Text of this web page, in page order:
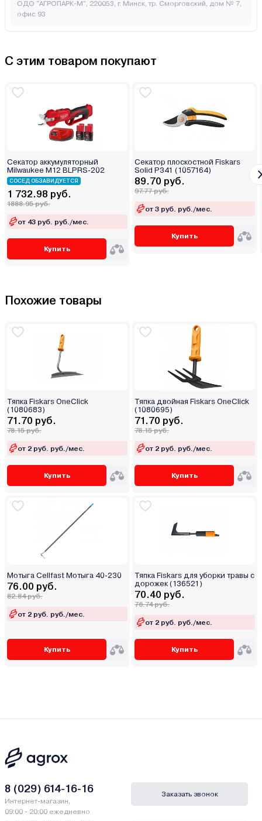
ОДО "АГРОПАРК-М", 220053, г. Минск, тр. Сморговский, дом № 7,
офис 93
С этим товаром покупают
Секатор аккумуляторный
Milwaukee M12 BLPRS-202
СОСЕД ОБЗАВИДУЕТСЯ
1 732.98 руб.
1888.95 руб.
от 43 руб. руб./мес.
Купить
Секатор плоскостной Fiskars
Solid P341 (1057164)
89.70 руб.
97.77 руб.
от 3 руб. руб./мес.
Купить
Похожие товары
Тяпка Fiskars OneClick
(1080683)
71.70 руб.
78.15 руб.
от 2 руб. руб./мес.
Купить
Тяпка двойная Fiskars OneClick
(1080695)
71.70 руб.
78.15 руб.
от 2 руб. руб./мес.
Купить
Мотыга Cellfast Мотыга 40-230
76.00 руб.
82.84 руб.
от 2 руб. руб./мес.
Купить
Тяпка Fiskars для уборки травы с
дорожек (136521)
70.40 руб.
76.74 руб.
от 2 руб. руб./мес.
Купить
8 (029) 614-16-16
Интернет-магазин,
09:00 - 20:00 ежедневно
Заказать звонок